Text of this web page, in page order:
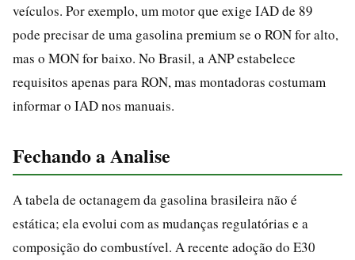
veículos. Por exemplo, um motor que exige IAD de 89
pode precisar de uma gasolina premium se o RON for alto,
mas o MON for baixo. No Brasil, a ANP estabelece
requisitos apenas para RON, mas montadoras costumam
informar o IAD nos manuais.
Fechando a Analise
A tabela de octanagem da gasolina brasileira não é
estática; ela evolui com as mudanças regulatórias e a
composição do combustível. A recente adoção do E30